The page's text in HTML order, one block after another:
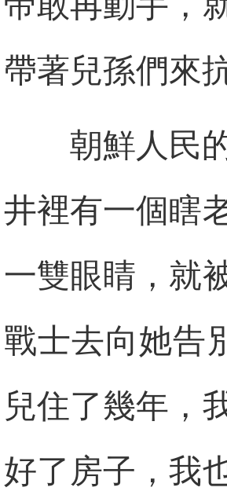
帶著兒孫們來
朝鮮人民
井裡有一個瞎
一雙眼睛，就
戰士去向她告
兒住了幾年，
好了房子，我